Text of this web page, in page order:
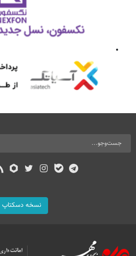
نسخه دسکتاپ